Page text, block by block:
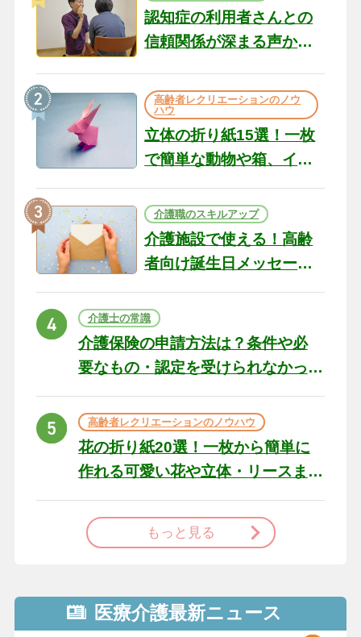
認知症の利用者さんとの
信頼関係が深まる声かけ
の現場から（22）
高齢者レクリエーションのノウ
ハウ
立体の折り紙15選！一枚
で簡単な動物や箱、イン
介護職のスキルアップ
介護施設で使える！高齢
者向け誕生日メッセージ
ト
介護士の常識
介護保険の申請方法は？条件や必
要なもの・認定を受けられなかっ
高齢者レクリエーションのノウハウ
花の折り紙20選！一枚から簡単に
作れる可愛い花や立体・リースま
もっと見る
医療介護最新ニュース